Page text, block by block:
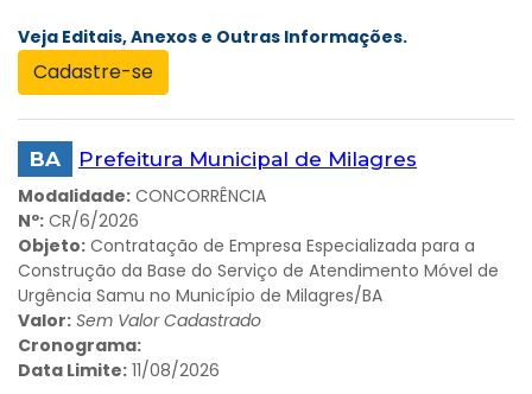
Veja Editais, Anexos e Outras Informações.
Cadastre-se
BA
Prefeitura Municipal de Milagres
Modalidade: CONCORRÊNCIA
Nº: CR/6/2026
Objeto: Contratação de Empresa Especializada para a
Construção da Base do Serviço de Atendimento Móvel de
Urgência Samu no Município de Milagres/BA
Valor: Sem Valor Cadastrado
Cronograma:
Data Limite: 11/08/2026